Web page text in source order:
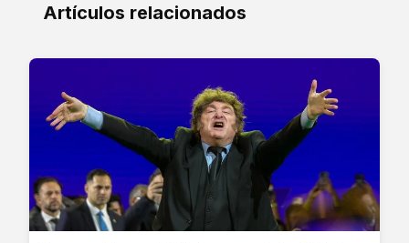
Artículos relacionados